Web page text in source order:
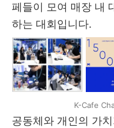
페들이 모여 매장 내
하는 대회입니다.
K-Cafe
공동체와 개인의 가